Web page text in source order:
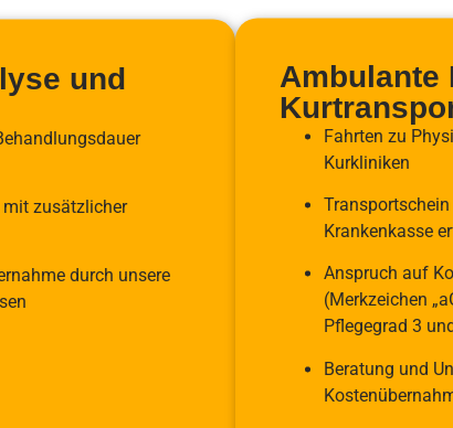
und
mit zusätzlicher
durch unsere
Ambulante
Fahrten zu
Kurkliniken
Krankenkasse
Anspruch auf
(Merkzeichen
Pflegegrad 3
Beratung und